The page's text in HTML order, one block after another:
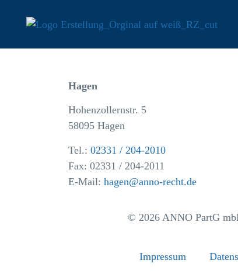
Hagen
Hohenzollernstr. 5
58095 Hagen
Tel.: 02331 / 204-2010
Fax: 02331 / 204-2011
E-Mail: hagen@anno-recht.de
© 2026 ANNO PartG
Impressum